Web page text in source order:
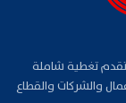
مصرية تقدم تغطية شاملة
والشركات والقطاع